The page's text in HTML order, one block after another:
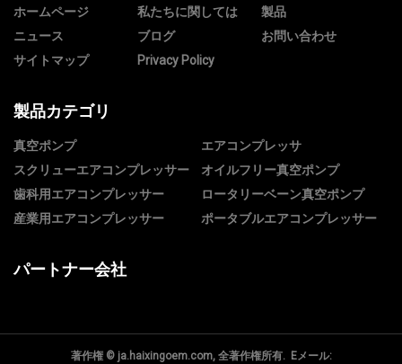
ホームページ 私たちに関しては
製品
ニュース
ブログ
お問い合わせ
サイトマップ
Privacy Policy
製品カテゴリ
真空ポンプ
エアコンプレッサ
スクリューエアコンプレッサー
オイルフリー真空ポンプ
歯科用エアコンプレッサー
ロータリーベーン真空ポンプ
産業用エアコンプレッサー
ポータブルエアコンプレッサー
パートナー会社
著作権 © ja.haixingoem.com, 全著作権所有. Eメール: